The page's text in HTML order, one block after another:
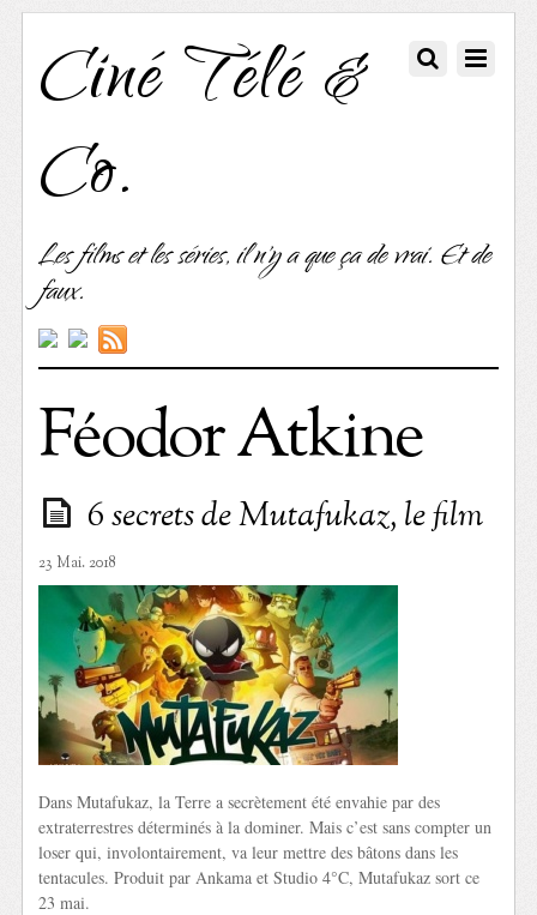
Ciné Télé &
Co.
Les films et les séries, il n'y a que ça de vrai. Et de
faux.
Féodor Atkine
6 secrets de Mutafukaz, le film
23 Mai. 2018
Dans Mutafukaz, la Terre a secrètement été envahie par des
extraterrestres déterminés à la dominer. Mais c’est sans compter un
loser qui, involontairement, va leur mettre des bâtons dans les
tentacules. Produit par Ankama et Studio 4°C, Mutafukaz sort ce
23 mai.